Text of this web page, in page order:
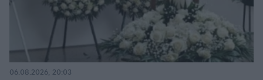
06.08.2026, 20:03